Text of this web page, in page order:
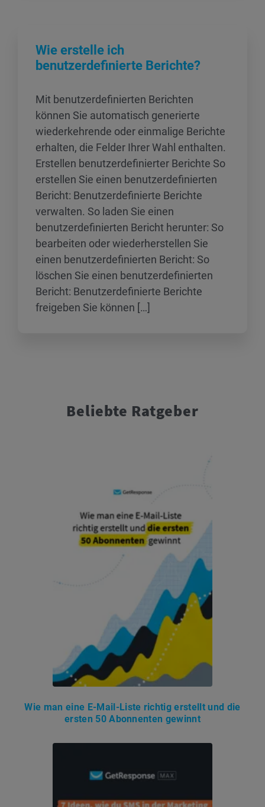
Wie erstelle ich
benutzerdefinierte Berichte?
Mit benutzerdefinierten Berichten
können Sie automatisch generierte
wiederkehrende oder einmalige Berichte
erhalten, die Felder Ihrer Wahl enthalten.
Erstellen benutzerdefinierter Berichte So
erstellen Sie einen benutzerdefinierten
Bericht: Benutzerdefinierte Berichte
verwalten. So laden Sie einen
benutzerdefinierten Bericht herunter: So
bearbeiten oder wiederherstellen Sie
einen benutzerdefinierten Bericht: So
löschen Sie einen benutzerdefinierten
Bericht: Benutzerdefinierte Berichte
freigeben Sie können […]
Beliebte Ratgeber
Wie man eine E-Mail-Liste richtig erstellt und die
ersten 50 Abonnenten gewinnt